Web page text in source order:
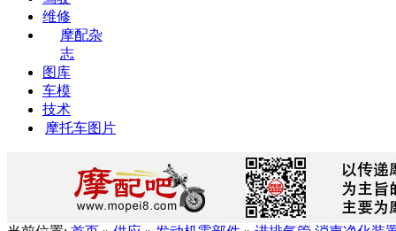
维修
摩配杂
志
图库
车模
技术
摩托车图片